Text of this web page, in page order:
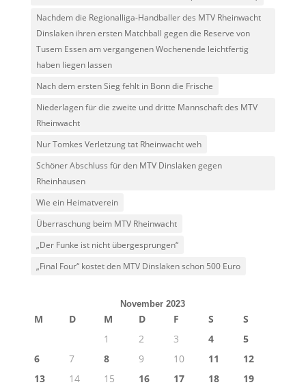
Nachdem die Regionalliga-Handballer des MTV Rheinwacht
Dinslaken ihren ersten Matchball gegen die Reserve von
Tusem Essen am vergangenen Wochenende leichtfertig
haben liegen lassen
Nach dem ersten Sieg fehlt in Bonn die Frische
Niederlagen für die zweite und dritte Mannschaft des MTV
Rheinwacht
Nur Tomkes Verletzung tat Rheinwacht weh
Schöner Abschluss für den MTV Dinslaken gegen
Rheinhausen
Wie ein Heimatverein
Überraschung beim MTV Rheinwacht
„Der Funke ist nicht übergesprungen“
„Final Four“ kostet den MTV Dinslaken schon 500 Euro
November 2023
M D M D F S
S
1
2 3 4
5
6
7 8 9 10 11
12
13
14 15 16 17 18 19